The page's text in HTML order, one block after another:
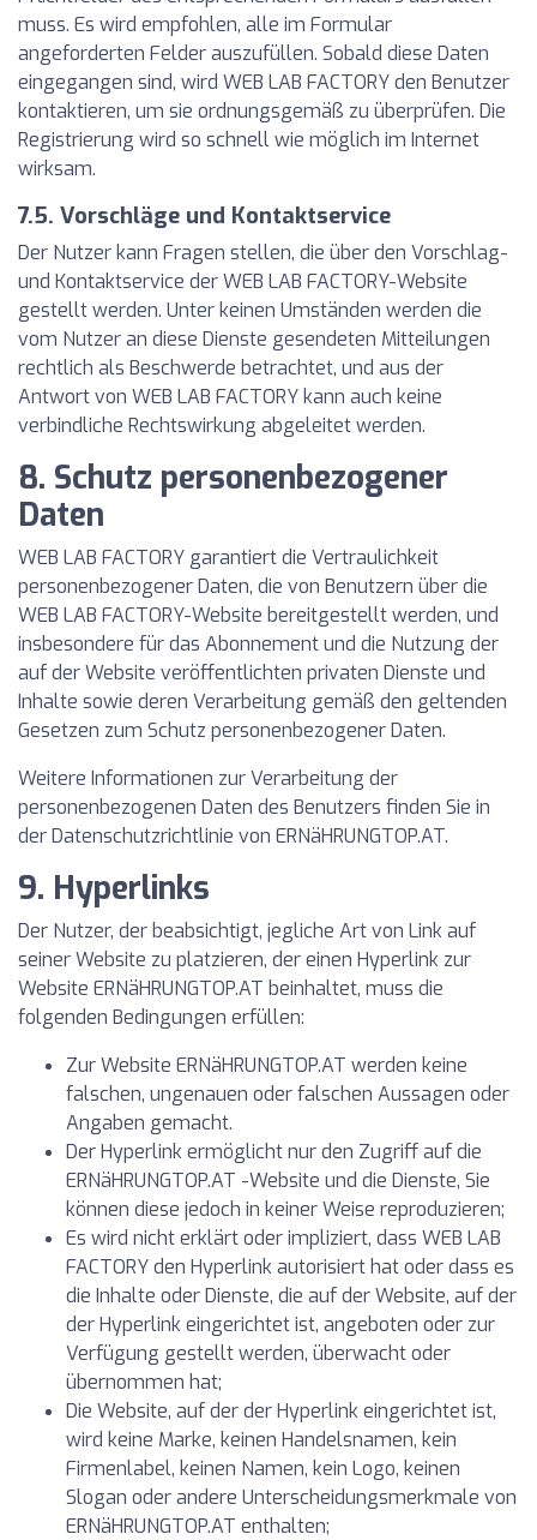
muss. Es wird empfohlen, alle im Formular
angeforderten Felder auszufüllen. Sobald diese Daten
eingegangen sind, wird WEB LAB FACTORY den Benutzer
kontaktieren, um sie ordnungsgemäß zu überprüfen. Die
Registrierung wird so schnell wie möglich im Internet
wirksam.
7.5. Vorschläge und Kontaktservice
Der Nutzer kann Fragen stellen, die über den Vorschlag-
und Kontaktservice der WEB LAB FACTORY-Website
gestellt werden. Unter keinen Umständen werden die
vom Nutzer an diese Dienste gesendeten Mitteilungen
rechtlich als Beschwerde betrachtet, und aus der
Antwort von WEB LAB FACTORY kann auch keine
verbindliche Rechtswirkung abgeleitet werden.
8. Schutz personenbezogener
Daten
WEB LAB FACTORY garantiert die Vertraulichkeit
personenbezogener Daten, die von Benutzern über die
WEB LAB FACTORY-Website bereitgestellt werden, und
insbesondere für das Abonnement und die Nutzung der
auf der Website veröffentlichten privaten Dienste und
Inhalte sowie deren Verarbeitung gemäß den geltenden
Gesetzen zum Schutz personenbezogener Daten.
Weitere Informationen zur Verarbeitung der
personenbezogenen Daten des Benutzers finden Sie in
der Datenschutzrichtlinie von ERNäHRUNGTOP.AT.
9. Hyperlinks
Der Nutzer, der beabsichtigt, jegliche Art von Link auf
seiner Website zu platzieren, der einen Hyperlink zur
Website ERNäHRUNGTOP.AT beinhaltet, muss die
folgenden Bedingungen erfüllen:
Zur Website ERNäHRUNGTOP.AT werden keine
falschen, ungenauen oder falschen Aussagen oder
Angaben gemacht.
Der Hyperlink ermöglicht nur den Zugriff auf die
ERNäHRUNGTOP.AT -Website und die Dienste, Sie
können diese jedoch in keiner Weise reproduzieren;
Es wird nicht erklärt oder impliziert, dass WEB LAB
FACTORY den Hyperlink autorisiert hat oder dass es
die Inhalte oder Dienste, die auf der Website, auf der
der Hyperlink eingerichtet ist, angeboten oder zur
Verfügung gestellt werden, überwacht oder
übernommen hat;
Die Website, auf der der Hyperlink eingerichtet ist,
wird keine Marke, keinen Handelsnamen, kein
Firmenlabel, keinen Namen, kein Logo, keinen
Slogan oder andere Unterscheidungsmerkmale von
ERNäHRUNGTOP.AT enthalten;